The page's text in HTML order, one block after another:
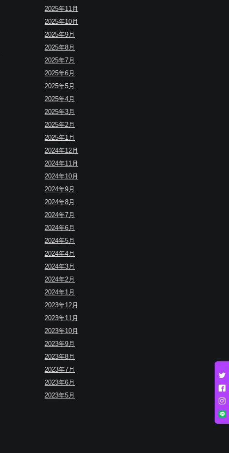
2025年11月
2025年10月
2025年9月
2025年8月
2025年7月
2025年6月
2025年5月
2025年4月
2025年3月
2025年2月
2025年1月
2024年12月
2024年11月
2024年10月
2024年9月
2024年8月
2024年7月
2024年6月
2024年5月
2024年4月
2024年3月
2024年2月
2024年1月
2023年12月
2023年11月
2023年10月
2023年9月
2023年8月
2023年7月
2023年6月
2023年5月